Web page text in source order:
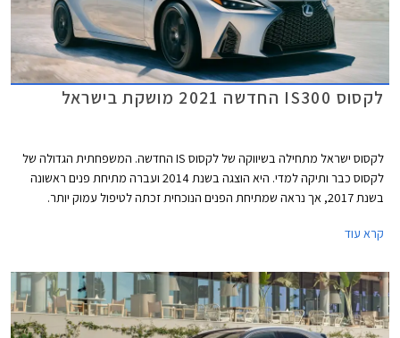
לקסוס IS300 החדשה 2021 מושקת בישראל
לקסוס ישראל מתחילה בשיווקה של לקסוס IS החדשה. המשפחתית הגדולה של
לקסוס כבר ותיקה למדי. היא הוצגה בשנת 2014 ועברה מתיחת פנים ראשונה
בשנת 2017, אך נראה שמתיחת הפנים הנוכחית זכתה לטיפול עמוק יותר.
יותר בזכות מסגרת מושחרת, ויחידות התאורה המפוצלות פינו את מקומן לפנסים
הדלתות המתרומם לפני הגלגל האחורי מעניק מראה יציב ורחב. הזנב מציג
יחידות תאורה המחוברות באמצעות פס לד, ספוילר דקיק וספורטיבי, ופגוש
אחורי עם משטח דמוי דיפיוזר בקצהו.
קרא עוד